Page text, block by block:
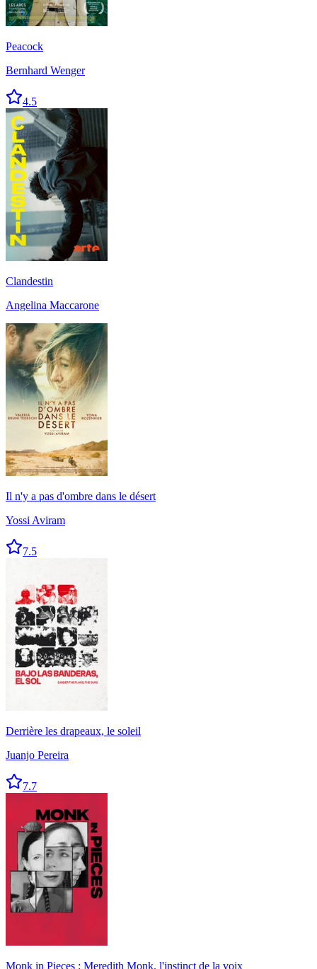
Peacock
Bernhard Wenger
4.5
Clandestin
Angelina Maccarone
Il n'y a pas d'ombre dans le désert
Yossi Aviram
7.5
Derrière les drapeaux, le soleil
Juanjo Pereira
7.7
Monk in Pieces : Meredith Monk, l'instinct de la voix